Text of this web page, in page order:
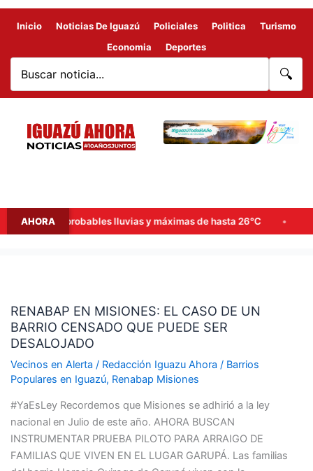
Inicio Noticias De Iguazú Policiales Politica
Turismo
Economia
Deportes
🔍
AHORAprobables lluvias y máximas de hasta 26°C
RENABAP EN MISIONES: EL CASO DE UN
BARRIO CENSADO QUE PUEDE SER
DESALOJADO
Vecinos en Alerta / Redacción Iguazu Ahora / Barrios
Populares en Iguazú, Renabap Misiones
#YaEsLey Recordemos que Misiones se adhirió a la ley
nacional en Julio de este año. AHORA BUSCAN
INSTRUMENTAR PRUEBA PILOTO PARA ARRAIGO DE
FAMILIAS QUE VIVEN EN EL LUGAR GARUPÁ. Las familias
MISIONES:
EL
CASO
DE
UN
CENSADO
QUE
PUEDE
SER